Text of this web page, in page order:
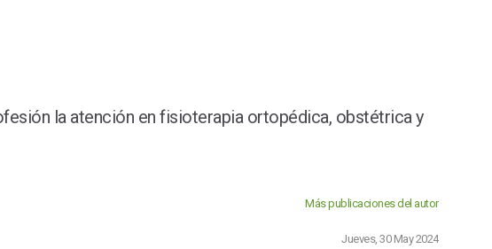
la atención en fisioterapia ortopédica, obstétrica y
Más publicaciones del autor
Jueves, 30 May 2024